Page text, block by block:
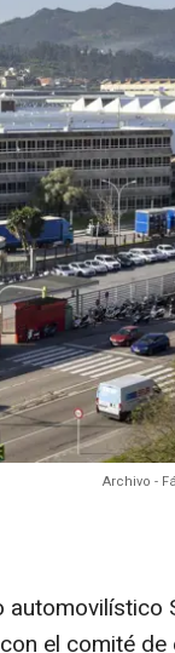
Archivo -
el comité